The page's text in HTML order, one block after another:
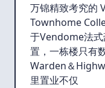
万锦精致考究的
Townhome
于Vendome法
置，一栋楼只有
Warden＆
里置业不仅